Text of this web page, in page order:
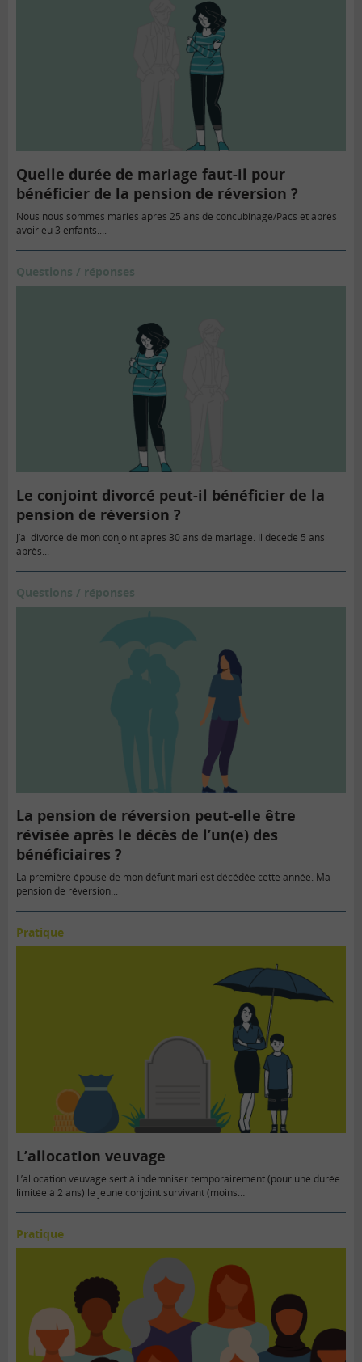
Quelle durée de mariage faut-il pour
bénéficier de la pension de réversion ?
Nous nous sommes mariés après 25 ans de concubinage/Pacs et après
avoir eu 3 enfants....
Questions / réponses
Le conjoint divorcé peut-il bénéficier de la
pension de réversion ?
J’ai divorcé de mon conjoint après 30 ans de mariage. Il décède 5 ans
après...
Questions / réponses
La pension de réversion peut-elle être
révisée après le décès de l’un(e) des
bénéficiaires ?
La première épouse de mon défunt mari est décédée cette année. Ma
pension de réversion...
Pratique
L’allocation veuvage
L’allocation veuvage sert à indemniser temporairement (pour une durée
limitée à 2 ans) le jeune conjoint survivant (moins…
Pratique